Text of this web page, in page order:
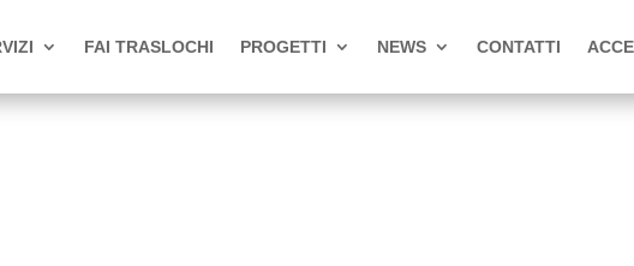
FAI TRASLOCHI PROGETTI NEWS CONTATTI